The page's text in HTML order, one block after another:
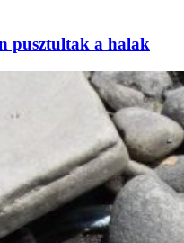
pusztultak a halak